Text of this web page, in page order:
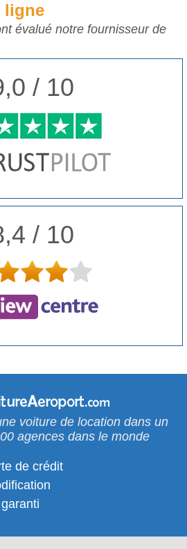
ligne
évalué notre fournisseur de
/ 10
/ 10
voiture de location dans un
agences dans le monde
de crédit